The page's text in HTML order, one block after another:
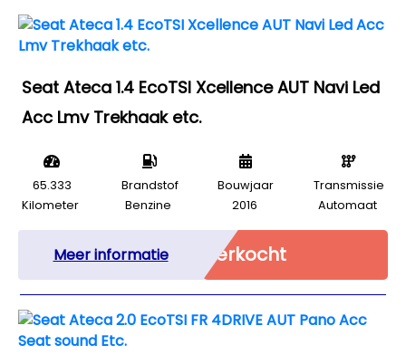
Seat Ateca 1.4 EcoTSI Xcellence AUT Navi Led
Acc Lmv Trekhaak etc.
65.333
Kilometer
Brandstof
Benzine
Bouwjaar
2016
Transmissie
Automaat
Meer informatie Verkocht